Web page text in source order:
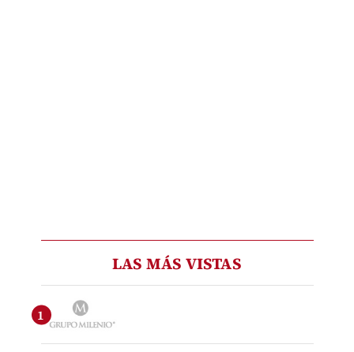
LAS MÁS VISTAS